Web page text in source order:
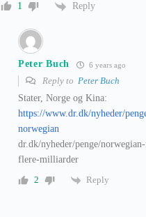
1 Reply
Peter Buch 6 years ago
Reply to Peter Buch
Stater, Norge og Kina:
https://www.dr.dk/nyheder/
norwegian
dr.dk/nyheder/penge/
flere-milliarder
2
Reply